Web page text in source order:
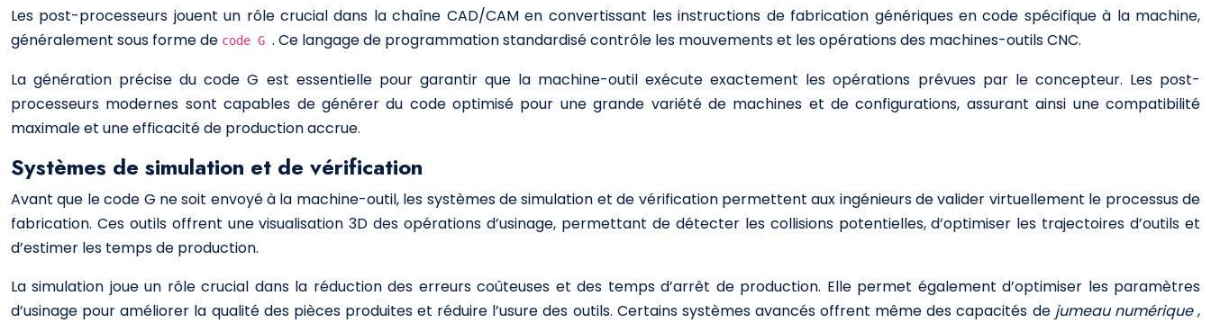
Les post-processeurs jouent un rôle crucial dans la chaîne CAD/CAM en convertissant les instructions de fabrication génériques en code spécifique à la machine,
généralement sous forme de code G . Ce langage de programmation standardisé contrôle les mouvements et les opérations des machines-outils CNC.
La génération précise du code G est essentielle pour garantir que la machine-outil exécute exactement les opérations prévues par le concepteur. Les post-
processeurs modernes sont capables de générer du code optimisé pour une grande variété de machines et de configurations, assurant ainsi une compatibilité
maximale et une efficacité de production accrue.
Systèmes de simulation et de vérification
Avant que le code G ne soit envoyé à la machine-outil, les systèmes de simulation et de vérification permettent aux ingénieurs de valider virtuellement le processus de
fabrication. Ces outils offrent une visualisation 3D des opérations d’usinage, permettant de détecter les collisions potentielles, d’optimiser les trajectoires d’outils et
d’estimer les temps de production.
La simulation joue un rôle crucial dans la réduction des erreurs coûteuses et des temps d’arrêt de production. Elle permet également d’optimiser les paramètres
d’usinage pour améliorer la qualité des pièces produites et réduire l’usure des outils. Certains systèmes avancés offrent même des capacités de jumeau numérique,